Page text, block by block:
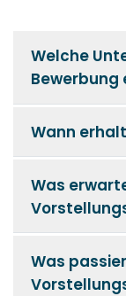
Welche
Wann
Was
Was